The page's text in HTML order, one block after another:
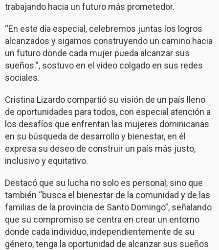
trabajando hacia un futuro más prometedor.
“En este día especial, celebremos juntas los logros
alcanzados y sigamos construyendo un camino hacia
un futuro donde cada mujer pueda alcanzar sus
sueños.”, sostuvo en el video colgado en sus redes
sociales.
Cristina Lizardo compartió su visión de un país lleno
de oportunidades para todos, con especial atención a
los desafíos que enfrentan las mujeres dominicanas
en su búsqueda de desarrollo y bienestar, en él
expresa su deseo de construir un país más justo,
inclusivo y equitativo.
Destacó que su lucha no solo es personal, sino que
también “busca el bienestar de la comunidad y de las
familias de la provincia de Santo Domingo”, señalando
que su compromiso se centra en crear un entorno
donde cada individuo, independientemente de su
género, tenga la oportunidad de alcanzar sus sueños